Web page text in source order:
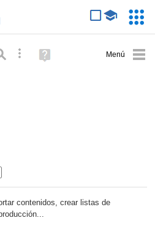
Búsqueda avanzada
Ayuda
(en
contenidos, crear listas de